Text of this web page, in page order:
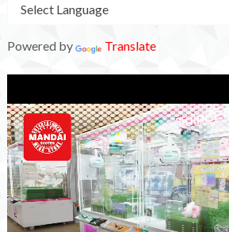
Powered by Translate